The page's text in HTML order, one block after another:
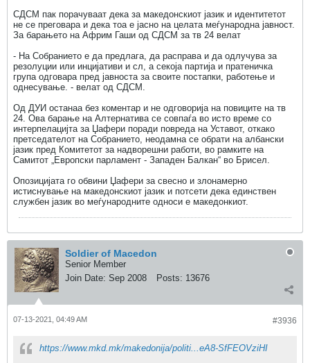
СДСМ пак порачуваат дека за македонскиот јазик и идентитетот
не се преговара и дека тоа е јасно на целата меѓународна јавност.
За барањето на Африм Гаши од СДСМ за тв 24 велат
- На Собранието е да предлага, да расправа и да одлучува за
резолуции или инцијативи и сл, а секоја партија и пратеничка
група одговара пред јавноста за своите постапки, работење и
однесување. - велат од СДСМ.
Од ДУИ останаа без коментар и не одговорија на повиците на тв
24. Ова барање на Алтернатива се совпаѓа во исто време со
интерпелацијта за Џафери поради повреда на Уставот, откако
претседателот на Собранието, неодамна се обрати на албански
јазик пред Комитетот за надворешни работи, во рамките на
Самитот „Европски парламент - Западен Балкан“ во Брисел.
Опозицијата го обвини Џафери за свесно и злонамерно
истиснување на македонскиот јазик и потсети дека единствен
службен јазик во меѓународните односи е македонкиот.
Soldier of Macedon
Senior Member
Join Date: Sep 2008 Posts: 13676
#3936
07-13-2021, 04:49 AM
https://www.mkd.mk/makedonija/politi...eA8-SfFEOVziHI